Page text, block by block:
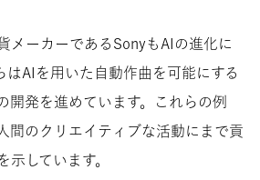
メーカーであるSonyもAIの進化に
はAIを用いた自動作曲を可能にする
開発を進めています。これらの例
間のクリエイティブな活動にまで貢
示しています。